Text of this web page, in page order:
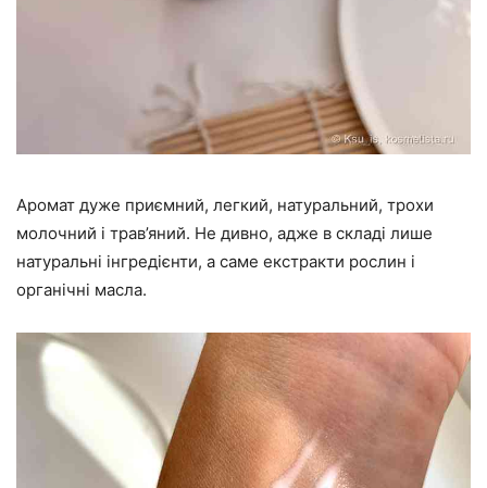
Аромат дуже приємний, легкий, натуральний, трохи
молочний і трав’яний. Не дивно, адже в складі лише
натуральні інгредієнти, а саме екстракти рослин і
органічні масла.